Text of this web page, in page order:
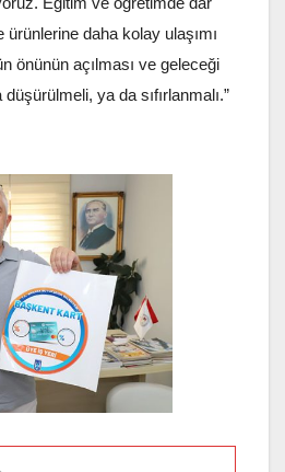
Eğitim ve öğretimde dar
ürünlerine daha kolay ulaşımı
önünün açılması ve geleceği
ya da sıfırlanmalı.”